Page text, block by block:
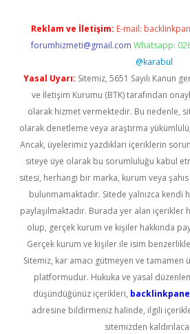
Reklam ve İletişim: E-mail:
forumhizmeti@gmail.com Whatsapp:
@karabul
Yasal Uyarı: Sitemiz, 5651 Sayılı Kanun
ve İletişim Kurumu (BTK) tarafından
olarak hizmet vermektedir. Bu nedenle,
olarak denetleme veya araştırma
Ancak, üyelerimiz yazdıkları içeriklerin
siteye üye olarak bu sorumluluğu kabul
sitesi, herhangi bir marka, kurum veya
bulunmamaktadır. Sitede yalnızca kendi
paylaşılmaktadır. Burada yer alan içerikler
olup, gerçek kurum ve kişiler hakkında
Gerçek kurum ve kişiler ile isim
Sitemiz, kar amacı gütmeyen ve tamamen
platformudur. Hukuka ve yasal
düşündüğünüz içerikleri,
adresine bildirmeniz halinde, ilgili
sitemizden